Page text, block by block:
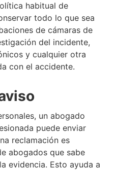
habitual de
todo lo que sea
de cámaras de
del incidente,
y cualquier otra
con el accidente.
un abogado
puede enviar
reclamación es
abogados que sabe
evidencia. Esto ayuda a